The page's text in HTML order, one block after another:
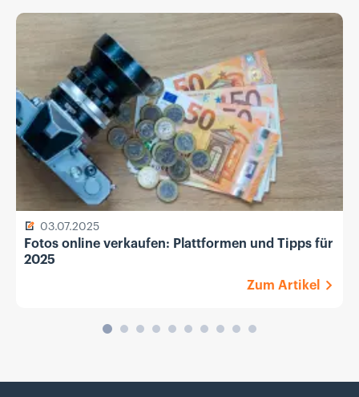
03.07.2025
Fotos online verkaufen: Plattformen und Tipps für
2025
Zum Artikel